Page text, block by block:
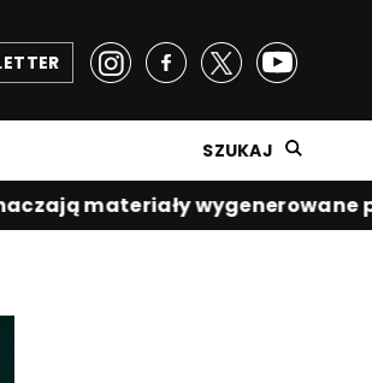
SZUKAJ
materiały wygenerowane